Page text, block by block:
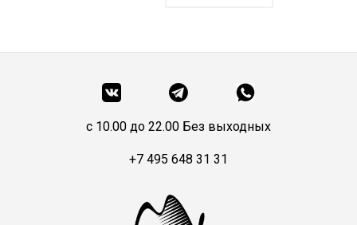
c 10.00 до 22.00 Без выходных
+7 495 648 31 31